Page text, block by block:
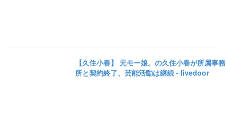
【久住小春】 元モー娘。の久住小春が所属事務
所と契約終了、芸能活動は継続 - livedoor